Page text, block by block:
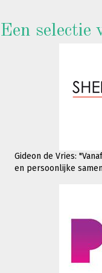
Een selectie
Gideon de Vries:
en persoonlijke